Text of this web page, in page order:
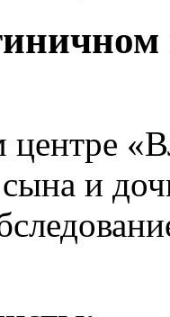
центре
и